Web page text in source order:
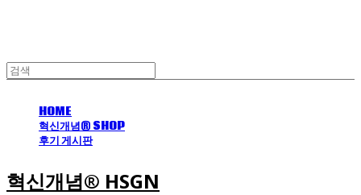
HOME
혁신개념® SHOP
후기 게시판
혁신개념® HSGN